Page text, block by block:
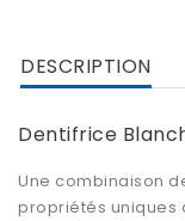
DESCRIPTION
Dentifrice
Une combinaison
propriétés uniques